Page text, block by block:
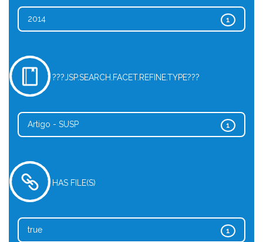
1
2014
???JSP.SEARCH.FACET.REFINE.TYPE???
1
Artigo - SUSP
HAS FILE(S)
1
true